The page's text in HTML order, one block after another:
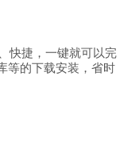
快捷，一键就可以完
等的下载安装，省时